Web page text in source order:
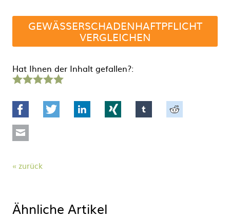
GEWÄSSERSCHADENHAFTPFLICHT
VERGLEICHEN
Hat Ihnen der Inhalt gefallen?:
Stern Sterne Sterne Sterne Sterne
Facebook Twitter LinkedIn tumblr
zurück
Ähnliche Artikel